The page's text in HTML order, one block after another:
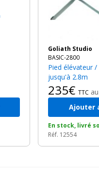
Goliath Studio
BASIC-2800
Pied élévateur / charge 80kg
jusqu'à 2.8m
235€ TTC
Ajouter
En stock, livré
Réf. 12554